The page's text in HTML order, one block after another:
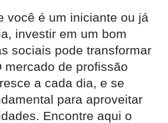
você é um iniciante ou já
investir em um bom
sociais pode transformar
mercado de profissão
a cada dia, e se
para aproveitar
Encontre aqui o